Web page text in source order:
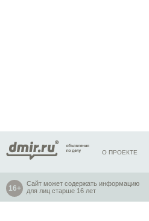
О ПРОЕКТЕ
Сайт может содержать информацию
для лиц старше 16 лет